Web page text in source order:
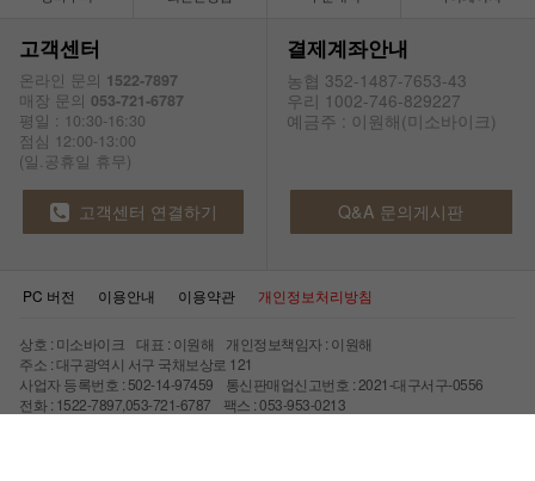
고객센터
온라인 문의 1522-7897
매장 문의 053-721-6787
평일 : 10:30-16:30
점심 12:00-13:00
(일.공휴일 휴무)
결제계좌안내
농협 352-1487-7653-43
우리 1002-746-829227
예금주 : 이원해(미소바이크)
고객센터 연결하기 Q&A 문의게시판
PC 버전 이용안내 이용약관 개인정보처리방침
상호 : 미소바이크 대표 : 이원해 개인정보책임자 : 이원해
주소 : 대구광역시 서구 국채보상로 121
사업자 등록번호 : 502-14-97459 통신판매업신고번호 : 2021-대구서구-0556
전화 : 1522-7897,053-721-6787 팩스 : 053-953-0213